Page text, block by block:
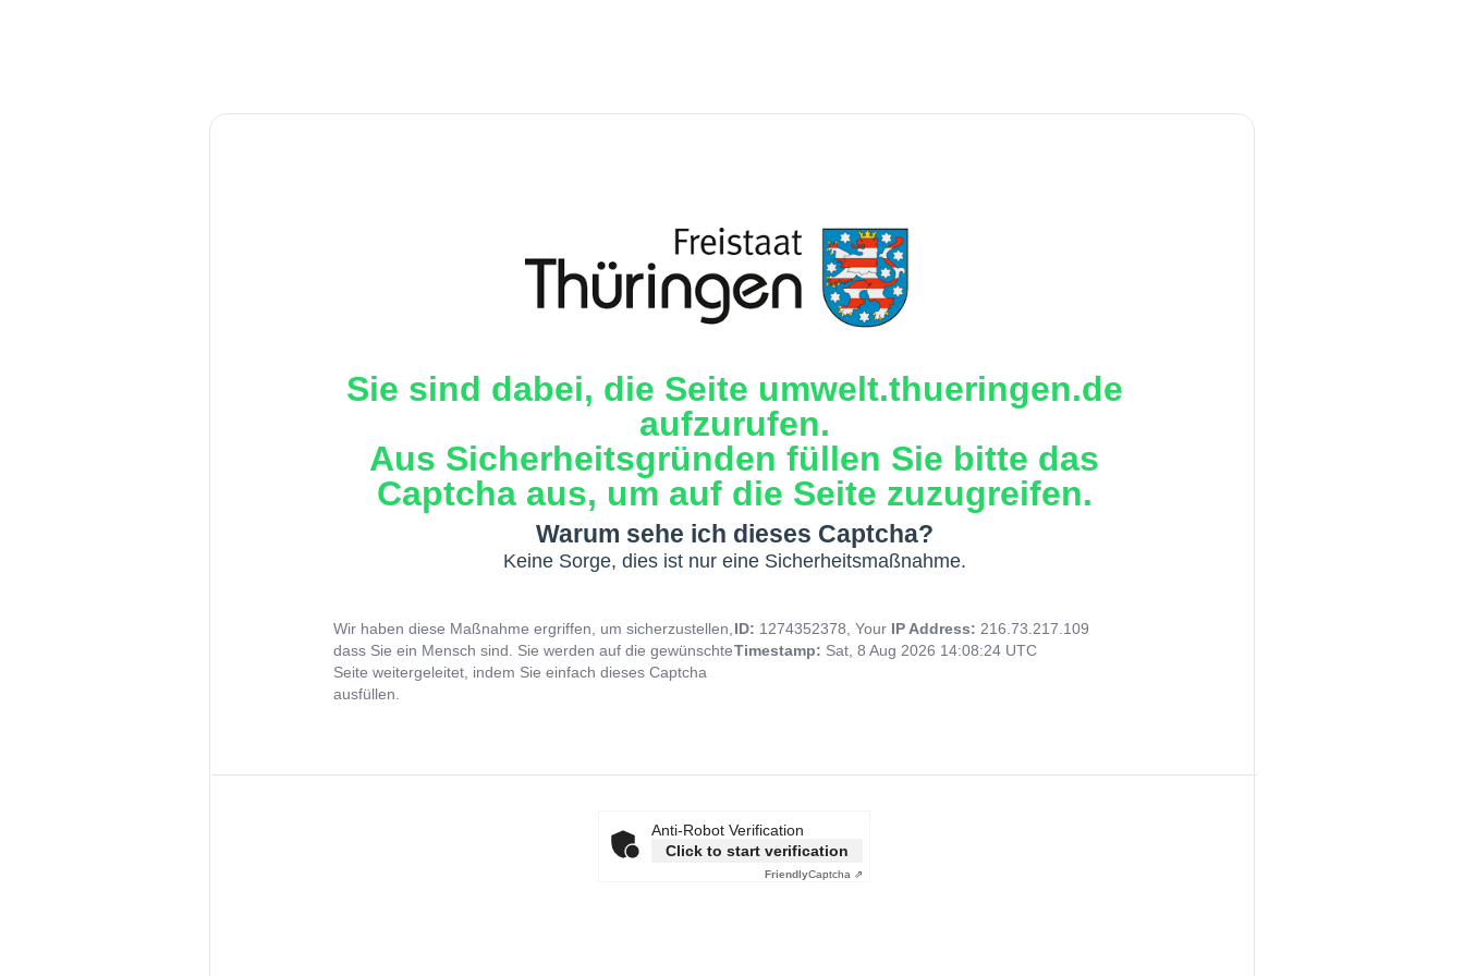
Sie sind dabei, die Seite umwelt.thueringen.de
aufzurufen.
Aus Sicherheitsgründen füllen Sie bitte das
Captcha aus, um auf die Seite zuzugreifen.
Warum sehe ich dieses Captcha?
Keine Sorge, dies ist nur eine Sicherheitsmaßnahme.
Wir haben diese Maßnahme ergriffen, um sicherzustellen,
dass Sie ein Mensch sind. Sie werden auf die gewünschte
Seite weitergeleitet, indem Sie einfach dieses Captcha
ausfüllen.
ID: 1274352378, Your IP Address: 216.73.217.109
Timestamp: Sat, 8 Aug 2026 14:08:24 UTC
Anti-Robot Verification
Click to start verification
FriendlyCaptcha ⇗